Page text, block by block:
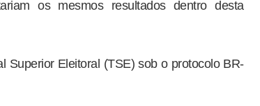
os mesmos resultados dentro desta
Superior Eleitoral (TSE) sob o protocolo BR-